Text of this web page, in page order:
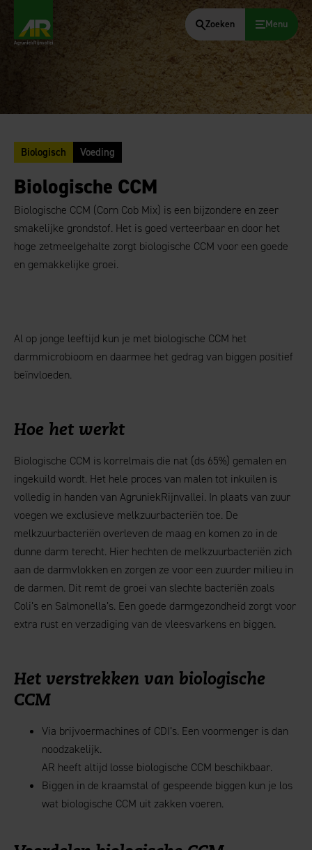
Zoeken Menu
Biologisch Voeding
Biologische CCM
Biologische CCM (Corn Cob Mix) is een bijzondere en zeer
smakelijke grondstof. Het is goed verteerbaar en door het
hoge zetmeelgehalte zorgt biologische CCM voor een goede
en gemakkelijke groei.
Al op jonge leeftijd kun je met biologische CCM het
darmmicrobioom en daarmee het gedrag van biggen positief
beïnvloeden.
Hoe het werkt
Biologische CCM is korrelmais die nat (ds 65%) gemalen en
ingekuild wordt. Het hele proces van malen tot inkuilen is
volledig in handen van AgruniekRijnvallei. In plaats van zuur
voegen we exclusieve melkzuurbacteriën toe. De
melkzuurbacteriën overleven de maag en komen zo in de
dunne darm terecht. Hier hechten de melkzuurbacteriën zich
aan de darmvlokken en zorgen ze voor een zuurder milieu in
de darmen. Dit remt de groei van slechte bacteriën zoals
Coli’s en Salmonella’s. Een goede darmgezondheid zorgt voor
extra rust en verzadiging van de vleesvarkens en biggen.
Het verstrekken van biologische
CCM
Via brijvoermachines of CDI’s. Een voormenger is dan
noodzakelijk.
AR heeft altijd losse biologische CCM beschikbaar.
Biggen in de kraamstal of gespeende biggen kun je los
wat biologische CCM uit zakken voeren.